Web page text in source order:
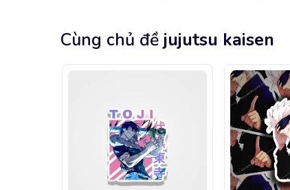
Cùng chủ đề jujutsu kaisen